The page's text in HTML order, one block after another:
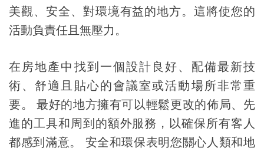
美觀、安全、對環境有益的地方。這將使您的
活動負責任且無壓力。
在房地產中找到一個設計良好、配備最新技
術、舒適且貼心的會議室或活動場所非常重
要。 最好的地方擁有可以輕鬆更改的佈局、先
進的工具和周到的額外服務，以確保所有客人
都感到滿意。 安全和環保表明您關心人類和地